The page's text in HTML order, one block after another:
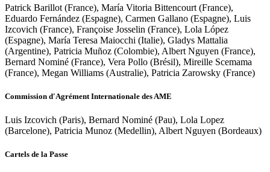
Patrick Barillot (France), María Vitoria Bittencourt (France),
Eduardo Fernández (Espagne), Carmen Gallano (Espagne), Luis
Izcovich (France), Françoise Josselin (France), Lola López
(Espagne), María Teresa Maiocchi (Italie), Gladys Mattalia
(Argentine), Patricia Muñoz (Colombie), Albert Nguyen (France),
Bernard Nominé (France), Vera Pollo (Brésil), Mireille Scemama
(France), Megan Williams (Australie), Patricia Zarowsky (France)
Commission d'Agrément Internationale des AME
Luis Izcovich (Paris), Bernard Nominé (Pau), Lola Lopez
(Barcelone), Patricia Munoz (Medellin), Albert Nguyen (Bordeaux)
Cartels de la Passe